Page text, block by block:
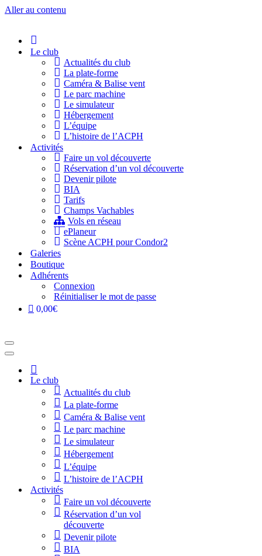
Aller au contenu
Le club
Actualités du club
La plate-forme
Caméra & Balise vent
Le parc machine
Le simulateur
Hébergement
L’équipe
L’histoire de l’ACPH
Activités
Faire un vol découverte
Réservation d’un vol découverte
Devenir pilote
BIA
Tarifs
Champs Vachables
Vols en réseau
ePlaneur
Scène ACPH pour Condor2
Galeries
Boutique
Adhérents
Connexion
Réinitialiser le mot de passe
0,00€
Menu
de
navigation
Menu
navigationAccueil
Le club
Actualités du club
La plate-forme
Caméra & Balise vent
Le parc machine
Le simulateur
Hébergement
L’équipe
L’histoire de l’ACPH
Activités
Faire un vol découverte
Réservation d’un vol
découverte
Devenir pilote
BIA